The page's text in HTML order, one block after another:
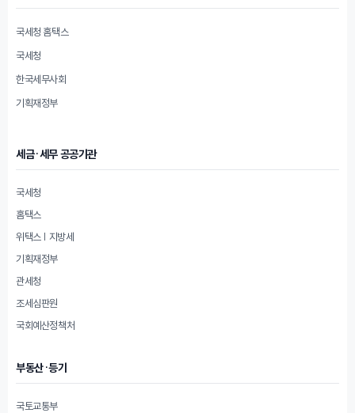
국세청 홈택스
국세청
한국세무사회
기획재정부
세금·세무 공공기관
국세청
홈택스
위택스 | 지방세
기획재정부
관세청
조세심판원
국회예산정책처
부동산·등기
국토교통부